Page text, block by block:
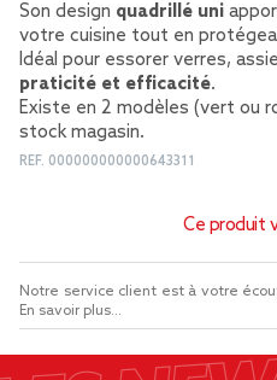
Son design quadrillé uni
votre cuisine tout en
Idéal pour essorer verres,
praticité et efficacité.
Existe en 2 modèles (vert ou
stock magasin.
REF. 000000000000643311
Ce produit
Notre service client est à votre
En savoir plus...